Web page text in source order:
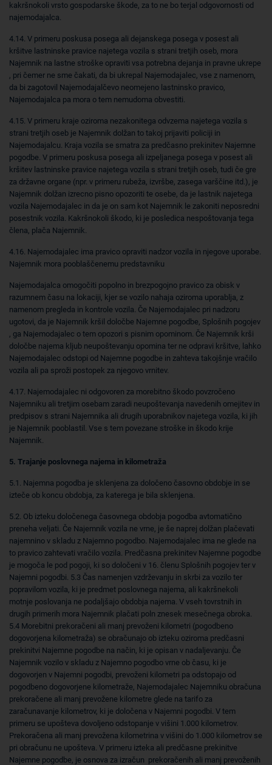
kakršnokoli vrsto gospodarske škode, za to ne bo terjal odgovornosti od
najemodajalca.
4.14. V primeru poskusa posega ali dejanskega posega v posest ali
kršitve lastninske pravice najetega vozila s strani tretjih oseb, mora
Najemnik na lastne stroške opraviti vsa potrebna dejanja in pravne ukrepe
, pri čemer ne sme čakati, da bi ukrepal Najemodajalec, vse z namenom,
da bi zagotovil Najemodajalčevo neomejeno lastninsko pravico,
Najemodajalca pa mora o tem nemudoma obvestiti.
4.15. V primeru kraje oziroma nezakonitega odvzema najetega vozila s
strani tretjih oseb je Najemnik dolžan to takoj prijaviti policiji in
Najemodajalcu. Kraja vozila se smatra za predčasno prekinitev Najemne
pogodbe. V primeru poskusa posega ali izpeljanega posega v posest ali
kršitev lastninske pravice najetega vozila s strani tretjih oseb, tudi če gre
za državne organe (npr. v primeru rubeža, izvršbe, zasega varščine itd.), je
Najemnik dolžan izrecno pisno opozoriti te osebe, da je lastnik najetega
vozila Najemodajalec in da je on sam kot Najemnik le zakoniti neposredni
posestnik vozila. Kakršnokoli škodo, ki je posledica nespoštovanja tega
člena, plača Najemnik.
4.16. Najemodajalec ima pravico opraviti nadzor vozila in njegove uporabe.
Najemnik mora pooblaščenemu predstavniku
Najemodajalca omogočiti popolno in brezpogojno pravico za obisk v
razumnem času na lokaciji, kjer se vozilo nahaja oziroma uporablja, z
namenom pregleda in kontrole vozila. Če Najemodajalec pri nadzoru
ugotovi, da je Najemnik kršil določbe Najemne pogodbe, Splošnih pogojev
, ga Najemodajalec o tem opozori s pisnim opominom. Če Najemnik krši
določbe najema kljub neupoštevanju opomina ter ne odpravi kršitve, lahko
Najemodajalec odstopi od Najemne pogodbe in zahteva takojšnje vračilo
vozila ali pa sproži postopek za njegovo vrnitev.
4.17. Najemodajalec ni odgovoren za morebitno škodo povzročeno
Najemniku ali tretjim osebam zaradi neupoštevanja navedenih omejitev in
predpisov s strani Najemnika ali drugih uporabnikov najetega vozila, ki jih
je Najemnik pooblastil. Vse s tem povezane stroške in škodo krije
Najemnik.
5. Trajanje poslovnega najema in kilometraža
5.1. Najemna pogodba je sklenjena za določeno časovno obdobje in se
izteče ob koncu obdobja, za katerega je bila sklenjena.
5.2. Ob izteku določenega časovnega obdobja pogodba avtomatično
preneha veljati. Če Najemnik vozila ne vrne, je še naprej dolžan plačevati
najemnino v skladu z Najemno pogodbo. Najemodajalec ima ne glede na
to pravico zahtevati vračilo vozila. Predčasna prekinitev Najemne pogodbe
je mogoča le pod pogoji, ki so določeni v 16. členu Splošnih pogojev ter v
Najemni pogodbi. 5.3 Čas namenjen vzdrževanju in skrbi za vozilo ter
popravilom vozila, ki je predmet poslovnega najema, ali kakršnekoli
motnje poslovanja ne podaljšajo obdobja najema. V vseh tovrstnih in
drugih primerih mora Najemnik plačati poln znesek mesečnega obroka.
5.4 Morebitni prekoračeni ali manj prevoženi kilometri (pogodbeno
dogovorjena kilometraža) se obračunajo ob izteku oziroma predčasni
prekinitvi Najemne pogodbe na način, ki je opisan v nadaljevanju. Če
Najemnik vozilo v skladu z Najemno pogodbo vrne ob času, ki je
dogovorjen v Najemni pogodbi, prevoženi kilometri pa odstopajo od
pogodbeno dogovorjene kilometraže, Najemodajalec Najemniku obračuna
prekoračene ali manj prevožene kilometre glede na tarifo za
zaračunavanje kilometrov, ki je določena v Najemni pogodbi. V tem
primeru se upošteva dovoljeno odstopanje v višini 1.000 kilometrov.
Prekoračena ali manj prevožena kilometrina v višini do 1.000 kilometrov se
pri obračunu ne upošteva. V primeru izteka ali predčasne prekinitve
Najemne pogodbe, je osnova za izračun prekoračenih ali manj prevoženih